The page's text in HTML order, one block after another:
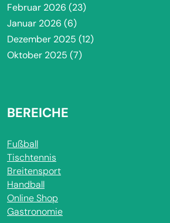
Februar 2026 (23)
Januar 2026 (6)
Dezember 2025 (12)
Oktober 2025 (7)
BEREICHE
Fußball
Tischtennis
Breitensport
Handball
Online Shop
Gastronomie